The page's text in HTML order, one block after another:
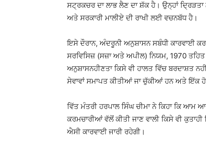
ਸਟ੍ਰਕਚਰ ਦਾ ਲਾਭ ਲੈਣ ਦਾ ਸ਼ੱਕ ਹੈ। ਉਨ੍ਹਾਂ
ਅਤੇ ਸਰਕਾਰੀ ਮਾਲੀਏ ਦੀ ਰਾਖੀ ਲਈ ਵਚਨਬੱਧ ਹੈ।
ਇਸੇ ਦੌਰਾਨ, ਅੰਦਰੂਨੀ ਅਨੁਸ਼ਾਸਨ ਸਬੰਧੀ ਕਾਰਵਾਈ
ਸਰਵਿਸਿਜ਼ (ਸਜ਼ਾ ਅਤੇ ਅਪੀਲ) ਨਿਯਮ, 1970 ਤਹਿਤ
ਅਨੁਸ਼ਾਸਨਹੀਣਤਾ ਕਿਸੇ ਵੀ ਹਾਲਤ ਵਿੱਚ ਬਰਦਾਸ਼ਤ
ਸੇਵਾਵਾਂ ਸਮਾਪਤ ਕੀਤੀਆਂ ਜਾ ਚੁੱਕੀਆਂ ਹਨ ਅਤੇ ਇੱਕ
ਵਿੱਤ ਮੰਤਰੀ ਹਰਪਾਲ ਸਿੰਘ ਚੀਮਾ ਨੇ ਕਿਹਾ ਕਿ ਆਮ
ਕਰਮਚਾਰੀਆਂ ਵੱਲੋਂ ਕੀਤੀ ਜਾਣ ਵਾਲੀ ਕਿਸੇ ਵੀ
ਐਸੀ ਕਾਰਵਾਈ ਜਾਰੀ ਰਹੇਗੀ।